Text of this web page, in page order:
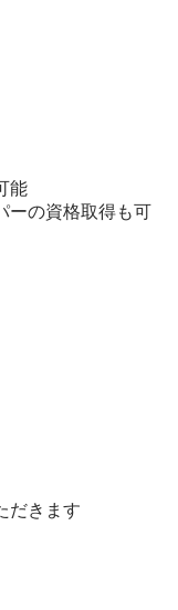
能
ーの資格取得も可
だきます